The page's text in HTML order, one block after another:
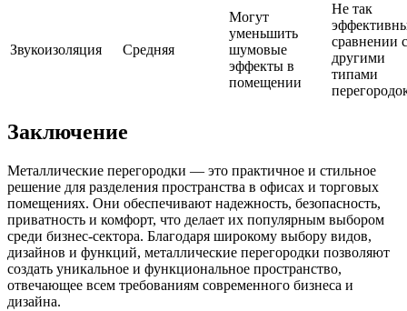
Звукоизоляция Средняя
Могут
уменьшить
шумовые
эффекты в
помещении
Не так
сравнении с
другими
типами
Заключение
Металлические перегородки — это практичное и стильное
решение для разделения пространства в офисах и торговых
помещениях. Они обеспечивают надежность, безопасность,
приватность и комфорт, что делает их популярным выбором
среди бизнес-сектора. Благодаря широкому выбору видов,
дизайнов и функций, металлические перегородки позволяют
создать уникальное и функциональное пространство,
отвечающее всем требованиям современного бизнеса и
дизайна.